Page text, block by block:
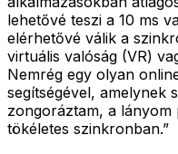
lehetővé teszi a 10 ms
elérhetővé válik a
virtuális valóság (VR)
Nemrég egy olyan
segítségével, amelynek
zongoráztam, a lányom
tökéletes szinkronban.”